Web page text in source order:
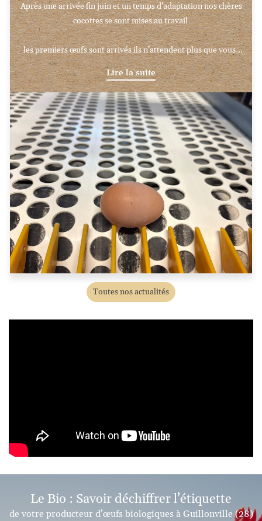
Après une arrivée fin juin et un temps d’adaptation nos chères
cocottes se sont mises au travail
les premiers œufs sont arrivés ils n’attendent plus que vous!
🥚
Lire la suite
Toutes nos actualités
Le Bio : Savoir déchiffrer l’étiquette
de votre producteur d’œufs biologiques à Guillonville (28)